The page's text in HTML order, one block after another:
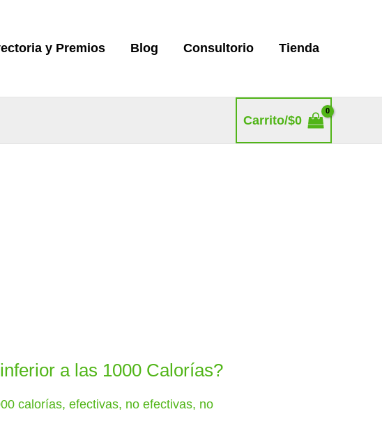
y Premios Blog Consultorio Tienda
Carrito/$0
a las 1000 Calorías?
calorías,efectivas, no efectivas, no